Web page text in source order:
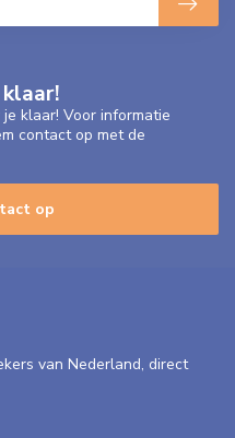
klaar! Voor informatie
contact op met de
op
van Nederland, direct